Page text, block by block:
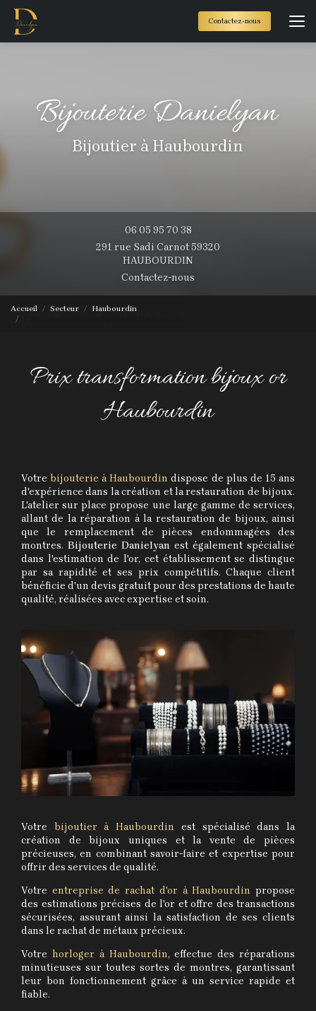
Aller
contenu
Contactez-nous
Bijoutier à Haubourdin
06 05 95 70 38
291 rue Sadi Carnot 59320
HAUBOURDIN
Contactez-nous
Accueil Secteur
Haubourdin
Prix transformation bijoux or
Haubourdin
Votre bijouterie à Haubourdin dispose de plus de 15 ans
d'expérience dans la création et la restauration de bijoux.
L'atelier sur place propose une large gamme de services,
allant de la réparation à la restauration de bijoux, ainsi
que le remplacement de pièces endommagées des
montres. Bijouterie Danielyan est également spécialisé
dans l'estimation de l'or, cet établissement se distingue
par sa rapidité et ses prix compétitifs. Chaque client
bénéficie d'un devis gratuit pour des prestations de haute
qualité, réalisées avec expertise et soin.
Votre bijoutier à Haubourdin est spécialisé dans la
création de bijoux uniques et la vente de pièces
précieuses, en combinant savoir-faire et expertise pour
offrir des services de qualité.
Votre entreprise de rachat d'or à Haubourdin propose
des estimations précises de l'or et offre des transactions
sécurisées, assurant ainsi la satisfaction de ses clients
dans le rachat de métaux précieux.
Votre horloger à Haubourdin, effectue des réparations
minutieuses sur toutes sortes de montres, garantissant
leur bon fonctionnement grâce à un service rapide et
fiable.